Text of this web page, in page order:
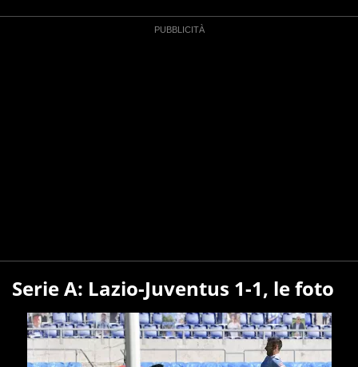
Serie A: Lazio-Juventus 1-1, le foto